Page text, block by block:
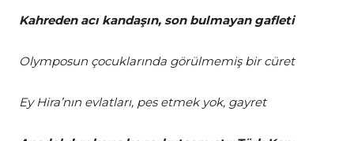
Kahreden acı kandaşın, son bulmayan gafleti
Olymposun çocuklarında görülmemiş bir cüret
Ey Hira’nın evlatları, pes etmek yok, gayret